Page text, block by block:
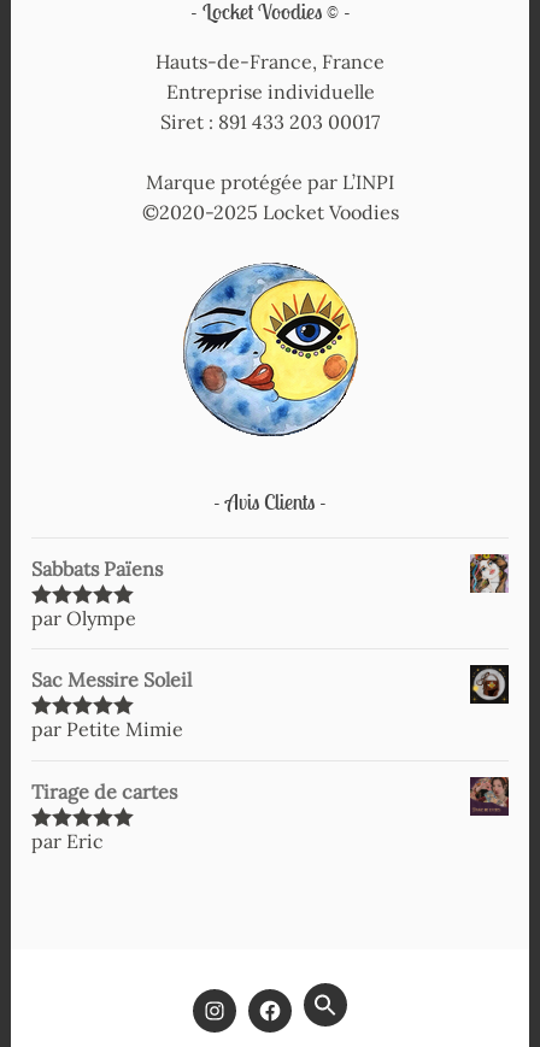
Locket Voodies ©
Hauts-de-France, France
Entreprise individuelle
Siret : 891 433 203 00017
Marque protégée par L’INPI
©2020-2025 Locket Voodies
Avis Clients
Sabbats Païens
Note5sur
par Olympe
Sac Messire Soleil
Note5sur
par Petite Mimie
Tirage de cartes
Note5sur
par Eric
SEARCH
FOR: